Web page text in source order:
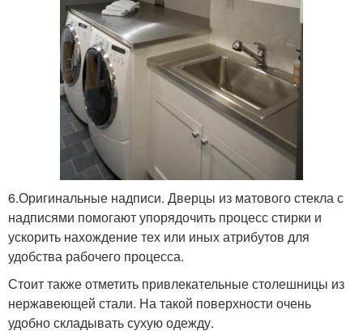
6.Оригинальные надписи. Дверцы из матового стекла с
надписями помогают упорядочить процесс стирки и
ускорить нахождение тех или иных атрибутов для
удобства рабочего процесса.
Стоит также отметить привлекательные столешницы из
нержавеющей стали. На такой поверхности очень
удобно складывать сухую одежду.